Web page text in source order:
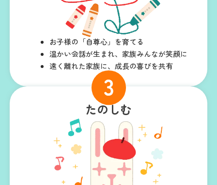
お子様の「自尊心」を育てる
温かい会話が生まれ、家族みんなが笑顔に
遠く離れた家族に、成長の喜びを共有
たのしむ